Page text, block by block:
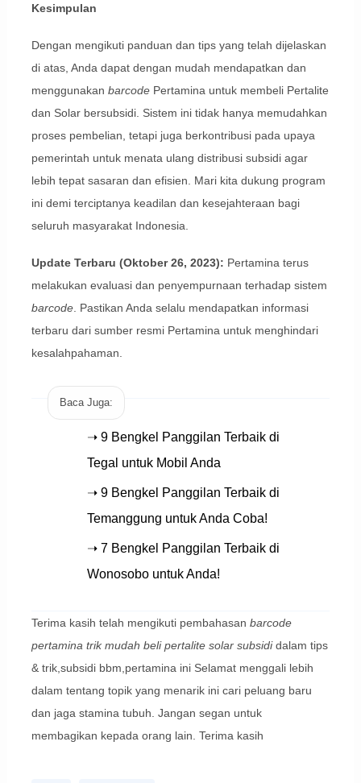
Kesimpulan
Dengan mengikuti panduan dan tips yang telah dijelaskan
di atas, Anda dapat dengan mudah mendapatkan dan
menggunakan barcodePertamina untuk membeli Pertalite
dan Solar bersubsidi. Sistem ini tidak hanya memudahkan
proses pembelian, tetapi juga berkontribusi pada upaya
pemerintah untuk menata ulang distribusi subsidi agar
lebih tepat sasaran dan efisien. Mari kita dukung program
ini demi terciptanya keadilan dan kesejahteraan bagi
seluruh masyarakat Indonesia.
Update Terbaru (Oktober 26, 2023): Pertamina terus
melakukan evaluasi dan penyempurnaan terhadap sistem
barcode. Pastikan Anda selalu mendapatkan informasi
terbaru dari sumber resmi Pertamina untuk menghindari
kesalahpahaman.
Baca Juga:
➝ 9 Bengkel Panggilan Terbaik di
Tegal untuk Mobil Anda
➝ 9 Bengkel Panggilan Terbaik di
Temanggung untuk Anda Coba!
➝ 7 Bengkel Panggilan Terbaik di
Wonosobo untuk Anda!
Terima kasih telah mengikuti pembahasan barcode
pertamina trik mudah beli pertalite solar subsididalam tips
& trik,subsidi bbm,pertamina ini Selamat menggali lebih
dalam tentang topik yang menarik ini cari peluang baru
dan jaga stamina tubuh. Jangan segan untuk
membagikan kepada orang lain. Terima kasih